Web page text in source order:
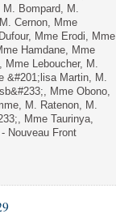
Bompard, M.
Cernon, Mme
Mme Erodi, Mme
Hamdane, Mme
Mme Leboucher, M.
&#201;lisa Martin, M.
Mme Obono,
M. Ratenon, M.
Mme Taurinya,
Nouveau Front